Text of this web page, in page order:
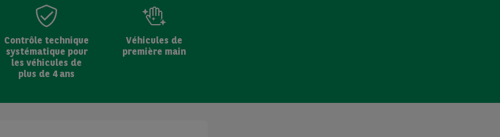
Contrôle technique
systématique pour
les véhicules de
plus de 4 ans
Véhicules de
première main